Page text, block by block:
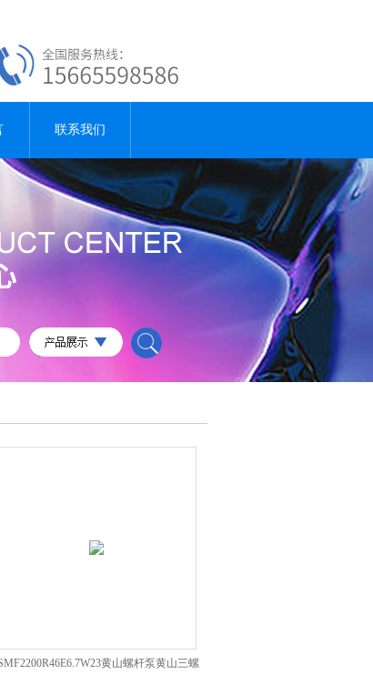
联系我们
黄山螺杆泵黄山三螺